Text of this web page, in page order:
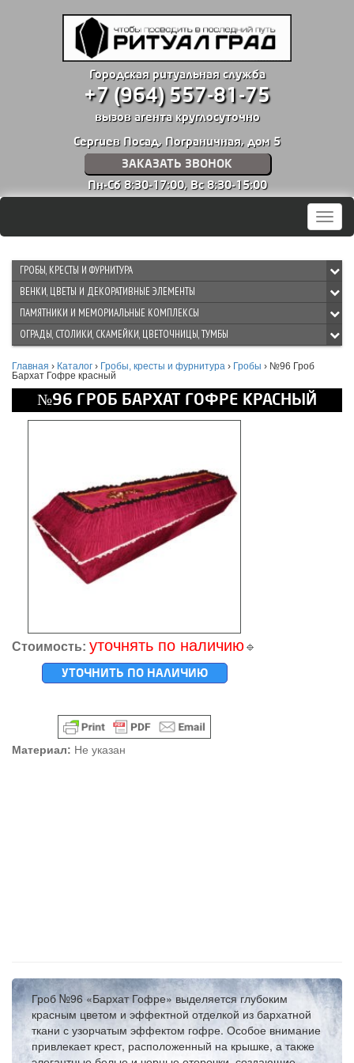
Городская ритуальная служба
+7 (964) 557-81-75
вызов агента круглосуточно
Сергиев Посад, Пограничная, дом 5
ЗАКАЗАТЬ ЗВОНОК
Пн-Сб 8:30-17:00, Вс 8:30-15:00
Меню
ГРОБЫ, КРЕСТЫ И ФУРНИТУРА
ВЕНКИ, ЦВЕТЫ И ДЕКОРАТИВНЫЕ ЭЛЕМЕНТЫ
ПАМЯТНИКИ И МЕМОРИАЛЬНЫЕ КОМПЛЕКСЫ
ОГРАДЫ, СТОЛИКИ, СКАМЕЙКИ, ЦВЕТОЧНИЦЫ, ТУМБЫ
Главная › Каталог › Гробы, кресты и фурнитура › Гробы › №96 Гроб
Бархат Гофре красный
№96 ГРОБ БАРХАТ ГОФРЕ КРАСНЫЙ
Стоимость: уточнять по наличию🔹
УТОЧНИТЬ ПО НАЛИЧИЮ
Материал: Не указан
Гроб №96 «Бархат Гофре» выделяется глубоким
красным цветом и эффектной отделкой из бархатной
ткани с узорчатым эффектом гофре. Особое внимание
привлекает крест, расположенный на крышке, а также